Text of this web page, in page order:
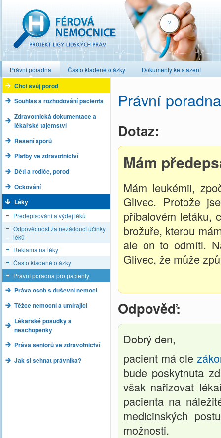
Právní poradna Často kladené otázky Dokumenty ke stažení
Chci svůj porod
Souhlas a rozhodování pacienta
Zdravotnická dokumentace a
lékařské tajemství
Řešení sporů
Platby ve zdravotnictví
Děti a rodiče, porod
Očkování
Léky
Předepisování a výdej léků
Odpovědnost za nežádoucí účinky
léků
Reklama na léky
Často kladené otázky
Právní poradna pro pacienty
Práva osob s duševní nemocí
Těžce nemocní a umírající
Lékařské posudky a
neschopenky
Práva seniorů ve zdravotnictví
Jak si sehnat právníka?
Právní
Dotaz:
Mám
Mám leukémii,
Glivec. Protože
příbalovém letáku,
brožuře, kterou
ale on to odmítl.
Glivec, že může
Odpověď:
Dobrý den,
pacient má dle
bude poskytnuta
však nařizovat
pacienta na
medicinských
možnosti.